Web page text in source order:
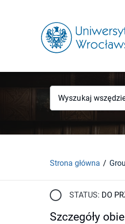
Wyszukaj
Strona główna
STATUS: DO
Szczegóły